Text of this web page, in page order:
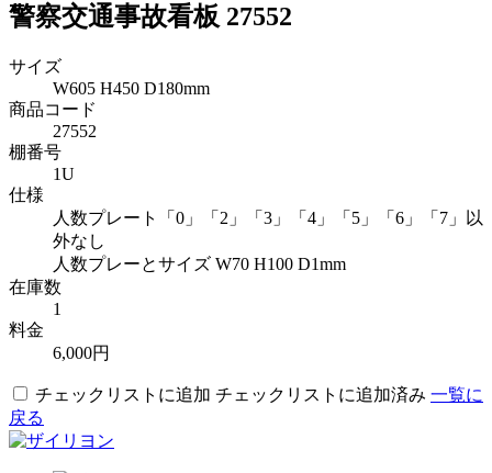
警察交通事故看板 27552
サイズ
W605 H450 D180mm
商品コード
27552
棚番号
1U
仕様
人数プレート「0」「2」「3」「4」「5」「6」「7」以
外なし
人数プレーとサイズ W70 H100 D1mm
在庫数
1
料金
6,000円
チェックリストに追加 チェックリストに追加済み 一覧に
戻る